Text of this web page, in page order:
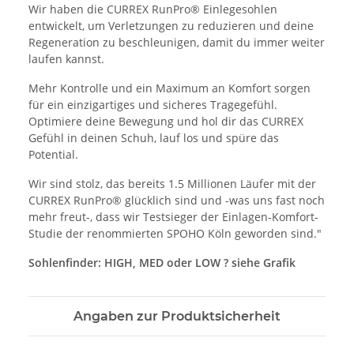
Wir haben die CURREX RunPro® Einlegesohlen
entwickelt, um Verletzungen zu reduzieren und deine
Regeneration zu beschleunigen, damit du immer weiter
laufen kannst.
Mehr Kontrolle und ein Maximum an Komfort sorgen
für ein einzigartiges und sicheres Tragegefühl.
Optimiere deine Bewegung und hol dir das CURREX
Gefühl in deinen Schuh, lauf los und spüre das
Potential.
Wir sind stolz, das bereits 1.5 Millionen Läufer mit der
CURREX RunPro® glücklich sind und -was uns fast noch
mehr freut-, dass wir Testsieger der Einlagen-Komfort-
Studie der renommierten SPOHO Köln geworden sind."
Sohlenfinder: HIGH, MED oder LOW ? siehe Grafik
Angaben zur Produktsicherheit